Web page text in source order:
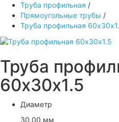
Труба профильная /
Прямоугольные трубы /
Труба профильная
Труба
60х30х1.5
Диаметр
30.00 мм